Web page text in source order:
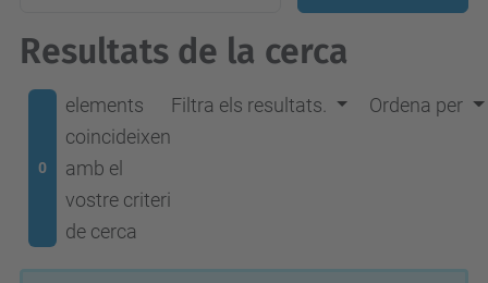
Resultats de la cerca
0
elements
coincideixen
amb el
vostre criteri
de cerca
Filtra els resultats. Ordena per